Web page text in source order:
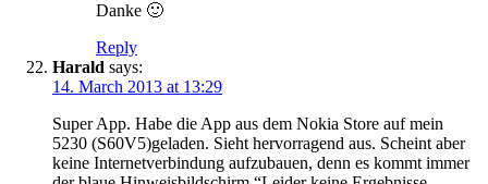
Danke 🙂
Reply
Harald says:
14. March 2013 at 13:29
Super App. Habe die App aus dem Nokia Store auf mein
5230 (S60V5)geladen. Sieht hervorragend aus. Scheint aber
keine Internetverbindung aufzubauen, denn es kommt immer